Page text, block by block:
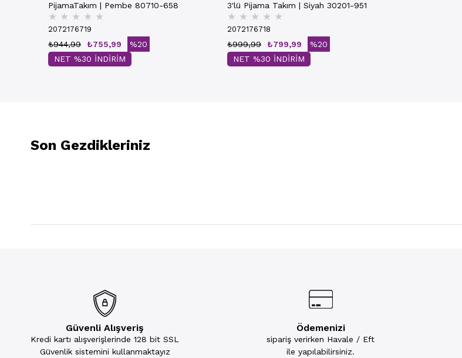
PijamaTakım | Pembe 80710-658
★ ★ ★ ★ ★
2072176719
₺755,99
₺944,99
%20
NET %30 İNDİRİM
3'lü Pijama Takım | Siyah 30201-951
★ ★ ★ ★ ★
2072176718
₺799,99
₺999,99
%20
NET %30 İNDİRİM
Son Gezdikleriniz
Güvenli Alışveriş
Kredi kartı alışverişlerinde 128 bit SSL
Güvenlik sistemini kullanmaktayız
Ödemenizi
sipariş verirken Havale / Eft
ile yapılabilirsiniz.